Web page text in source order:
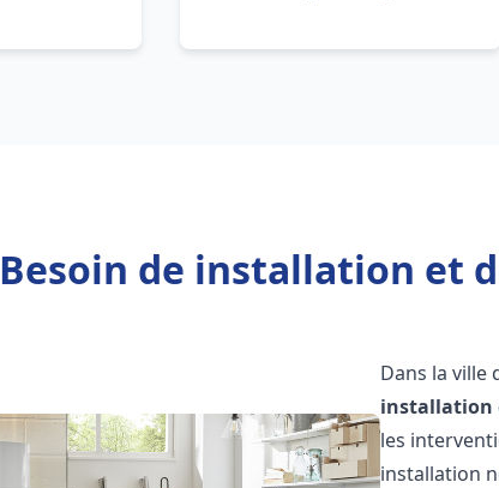
Besoin de installation et
Dans la ville
installation
les
installation